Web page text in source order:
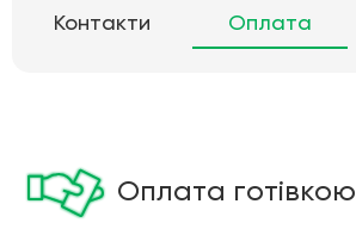
Контакти Оплата
Оплата готівкою